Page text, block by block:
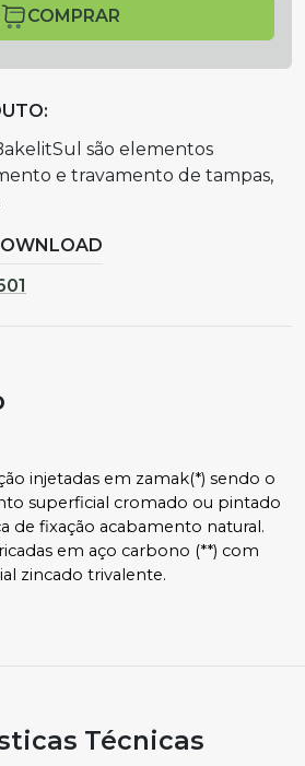
COMPRAR
são elementos
e travamento de tampas,
injetadas em zamak(*) sendo o
superficial cromado ou pintado
de fixação acabamento natural.
em aço carbono (**) com
zincado trivalente.
Técnicas